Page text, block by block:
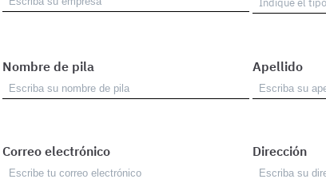
Nombre de pila Apellido
Correo electrónico Dirección